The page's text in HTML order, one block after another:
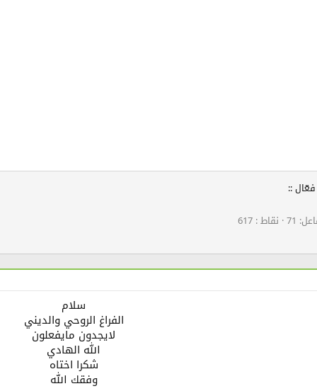
::
71 نقاط 617
سلام
الفراغ الروحي والديني
لايجدون مايفعلون
الله الهادي
شكرا اختاه
وفقك الله